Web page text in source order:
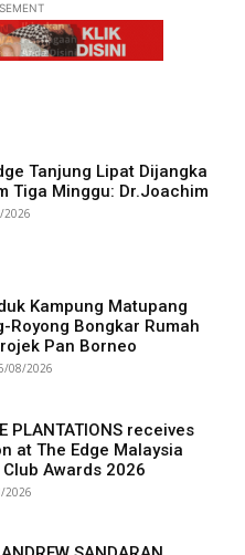
Tanjung Lipat Dijangka
Tiga Minggu: Dr.Joachim
2026
Kampung Matupang
Royong Bongkar Rumah
Pan Borneo
08/2026
PLANTATIONS receives
at The Edge Malaysia
Awards 2026
2026